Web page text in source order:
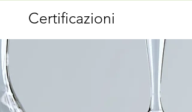
Certificazioni